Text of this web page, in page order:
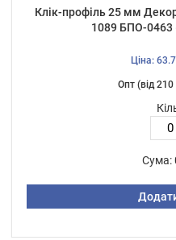
Клік-профіль 25 мм
1089 БПО-0463
Ціна:
Опт (від
Сума: